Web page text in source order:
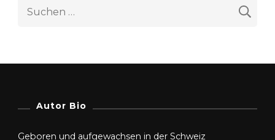
n
Autor Bio
Geboren und aufgewachsen in der Schweiz